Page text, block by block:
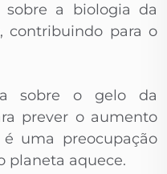
sobre a biologia da
contribuindo para o
sobre o gelo da
prever o aumento
uma preocupação
planeta aquece.